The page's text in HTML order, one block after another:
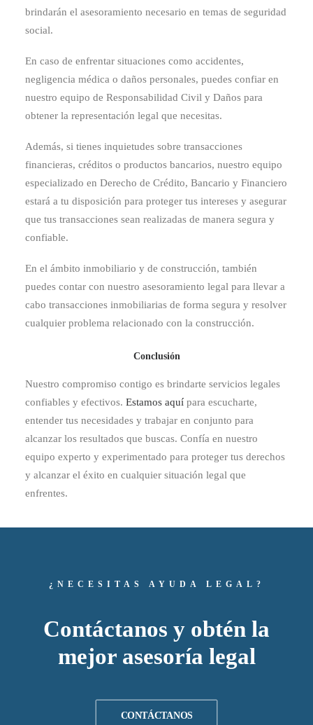
brindarán el asesoramiento necesario en temas de seguridad
social.
En caso de enfrentar situaciones como accidentes,
negligencia médica o daños personales, puedes confiar en
nuestro equipo de Responsabilidad Civil y Daños para
obtener la representación legal que necesitas.
Además, si tienes inquietudes sobre transacciones
financieras, créditos o productos bancarios, nuestro equipo
especializado en Derecho de Crédito, Bancario y Financiero
estará a tu disposición para proteger tus intereses y asegurar
que tus transacciones sean realizadas de manera segura y
confiable.
En el ámbito inmobiliario y de construcción, también
puedes contar con nuestro asesoramiento legal para llevar a
cabo transacciones inmobiliarias de forma segura y resolver
cualquier problema relacionado con la construcción.
Conclusión
Nuestro compromiso contigo es brindarte servicios legales
confiables y efectivos. Estamos aquí para escucharte,
entender tus necesidades y trabajar en conjunto para
alcanzar los resultados que buscas. Confía en nuestro
equipo experto y experimentado para proteger tus derechos
y alcanzar el éxito en cualquier situación legal que
enfrentes.
¿NECESITAS AYUDA LEGAL?
Contáctanos y obtén la
mejor asesoría legal
CONTÁCTANOS